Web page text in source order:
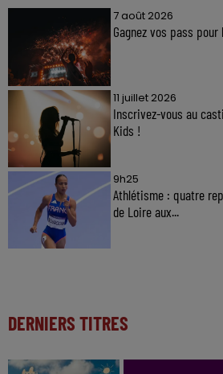
7 août 2026
Gagnez vos pass
11 juillet 2026
Inscrivez-vous au
Kids !
9h25
Athlétisme : quatre
de Loire aux...
DERNIERS TITRES